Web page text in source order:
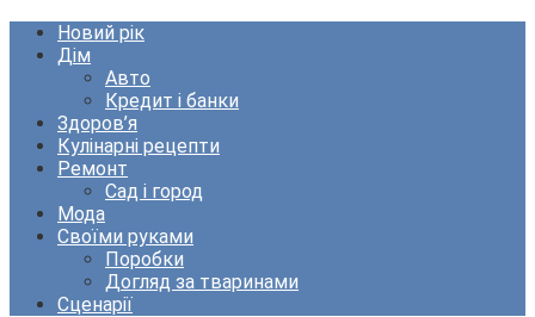
Новий рік
Дім
Авто
Кредит і банки
Здоров’я
Кулінарні рецепти
Ремонт
Сад і город
Мода
Своїми руками
Поробки
Догляд за тваринами
Сценарії